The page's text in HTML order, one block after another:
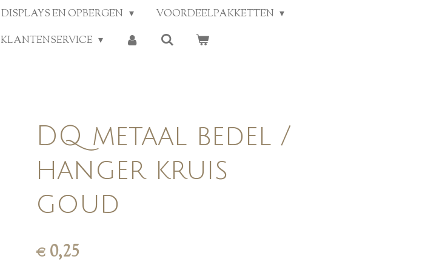
DISPLAYS EN OPBERGEN
VOORDEELPAKKETTEN
KLANTENSERVICE
DQ metaal bedel /
hanger kruis
goud
€ 0,25